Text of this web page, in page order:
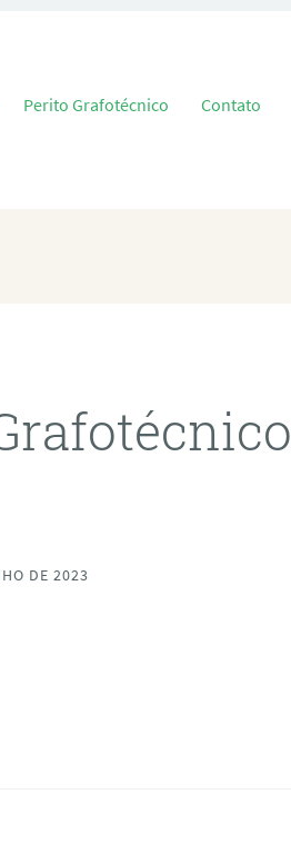
Perito Grafotécnico Contato
DE 2023